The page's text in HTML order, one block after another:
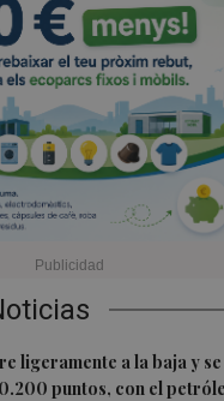
ligeramente a la baja y se
puntos, con el